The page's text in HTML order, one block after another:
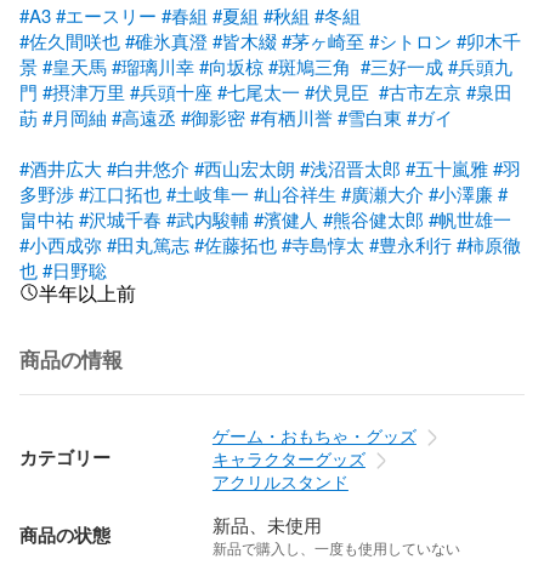
#A3#エースリー #春組 #夏組 #秋組 #冬組
#佐久間咲也#碓氷真澄#皆木綴#茅ヶ崎至 #シトロン #卯木千
景#皇天馬#瑠璃川幸#向坂椋#斑鳩三角 #三好一成#兵頭九
門 #摂津万里 #兵頭十座 #七尾太一 #伏見臣 #古市左京#泉田
莇#月岡紬 #高遠丞 #御影密#有栖川誉#雪白東 #ガイ
#酒井広大#白井悠介 #西山宏太朗 #浅沼晋太郎 #五十嵐雅#羽
多野渉#江口拓也#土岐隼一 #山谷祥生 #廣瀬大介 #小澤廉#
畠中祐#沢城千春 #武内駿輔#濱健人 #熊谷健太郎 #帆世雄一
#小西成弥#田丸篤志#佐藤拓也#寺島惇太 #豊永利行#柿原徹
也#日野聡
半年以上前
商品の情報
カテゴリー
ゲーム・おもちゃ・グッズ
キャラクターグッズ
アクリルスタンド
商品の状態 新品、未使用
新品で購入し、一度も使用していない